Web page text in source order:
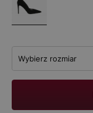
Wybierz rozmiar